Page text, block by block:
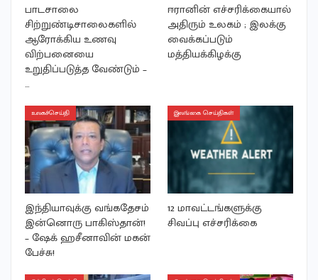
பாடசாலை
சிற்றுண்டிசாலைகளில்
ஆரோக்கிய உணவு
விற்பனையை
உறுதிப்படுத்த வேண்டும் –
…
ஈரானின் எச்சரிக்கையால்
அதிரும் உலகம் ; இலக்கு
வைக்கப்படும்
மத்தியக்கிழக்கு
உலகச்செய்தி
இந்தியாவுக்கு வங்கதேசம்
இன்னொரு பாகிஸ்தான்!
– ஷேக் ஹசீனாவின் மகன்
பேச்சு!
இலங்கை செய்திகள்
12 மாவட்டங்களுக்கு
சிவப்பு எச்சரிக்கை